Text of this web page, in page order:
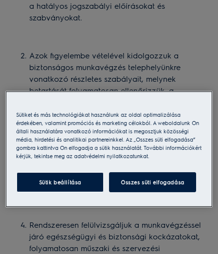
a hatályos jogszabályi előírásokat és
szabványokat.
Azok figyelembe vételével kidolgozzuk a
biztonságos munkavégzés telephelyünkre
vonatkozó részletes szabályait, melynek
betartását folyamatosan ellenőrizzük, a
tájékoztatjuk,
munkakörnyezetet, valamint lehetőséget kínálunk
a folyamatos szakmai fejlődésre és képzésekre.
Rendszeresen felülvizsgáljuk a munkavégzéssel
járó egészségügyi és biztonsági kockázatokat,
folyamatosan műszaki és szervezési
Sütiket és más technológiákat használunk az oldal optimalizálása
érdekében, valamint promóciós és marketing célokból. A weboldalunk Ön
általi használatára vonatkozó információkat is megosztjuk közösségi
média, hirdetési és analitikai partnereinkkel. Az „Összes süti elfogadása”
gombra kattintva Ön elfogadja a sütik használatát. További információkért
kérjük, tekintse meg az adatvédelmi nyilatkozatunkat.
Sütik beállítása Összes süti elfogadása